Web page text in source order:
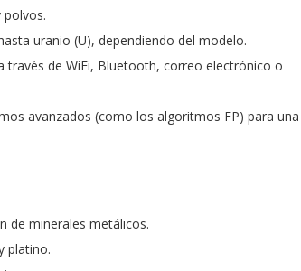
polvos.
uranio (U), dependiendo del modelo.
través de WiFi, Bluetooth, correo electrónico o
avanzados (como los algoritmos FP) para una
de minerales metálicos.
platino.